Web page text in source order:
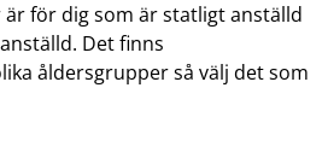
för dig som är statligt anställd
Det finns
åldersgrupper så välj det som